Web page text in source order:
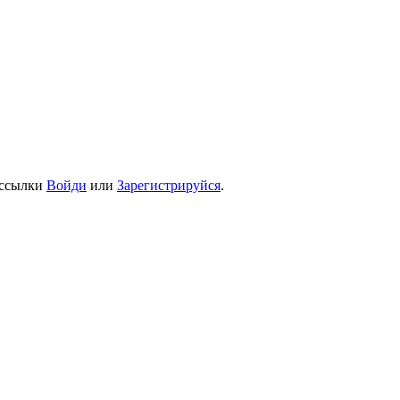
Войди или Зарегистрируйся.